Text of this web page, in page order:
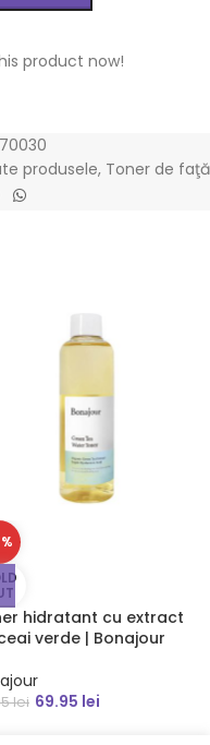
product now!
produsele, Toner de faţă
hidratant cu extract
verde | Bonajour
lei 69.95 lei